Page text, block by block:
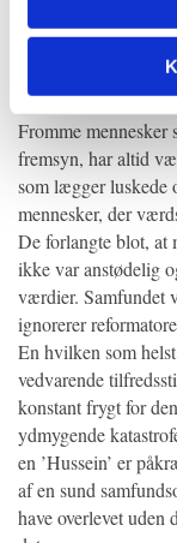
i forkøbet. Med
social og moralsk
sådanne
dem selv at takke,
Fromme mennesker
fremsyn, har altid
som lægger luskede
mennesker, der
De forlangte blot, at
ikke var anstødelig
værdier. Samfundet
ignorerer
En hvilken som
vedvarende
konstant frygt for
ydmygende
en ’Hussein’ er
af en sund
have overlevet